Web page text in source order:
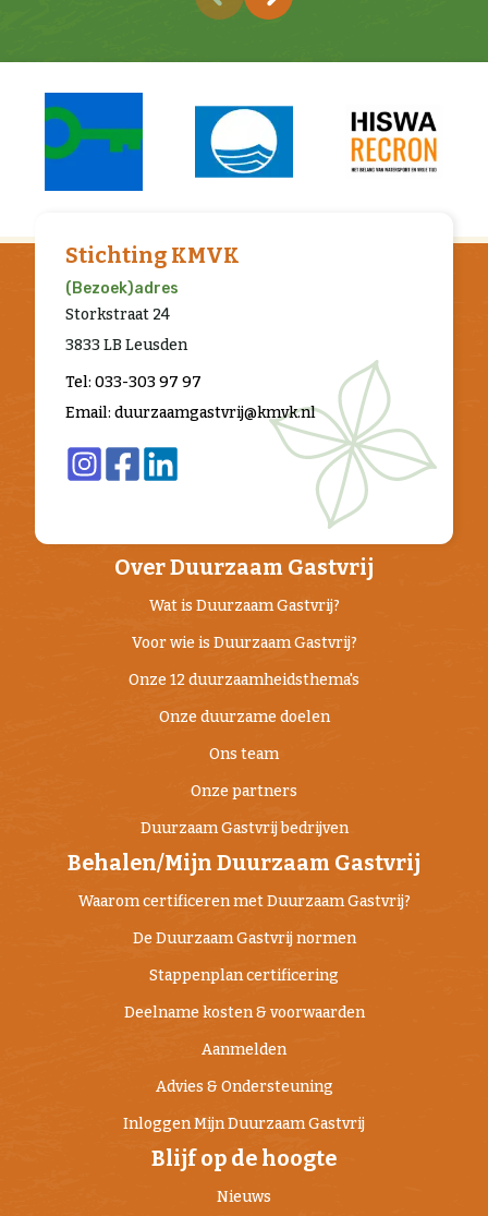
Over Duurzaam Gastvrij
Wat is Duurzaam Gastvrij?
Voor wie is Duurzaam Gastvrij?
Onze 12 duurzaamheidsthema's
Onze duurzame doelen
Ons team
Onze partners
Duurzaam Gastvrij bedrijven
Behalen/Mijn Duurzaam Gastvrij
Waarom certificeren met Duurzaam Gastvrij?
De Duurzaam Gastvrij normen
Stappenplan certificering
Deelname kosten & voorwaarden
Aanmelden
Advies & Ondersteuning
Inloggen Mijn Duurzaam Gastvrij
Blijf op de hoogte
Nieuws
Stichting KMVK
(Bezoek)adres
Storkstraat 24
3833 LB Leusden
Tel: 033-303 97 97
Email: duurzaamgastvrij@kmvk.nl